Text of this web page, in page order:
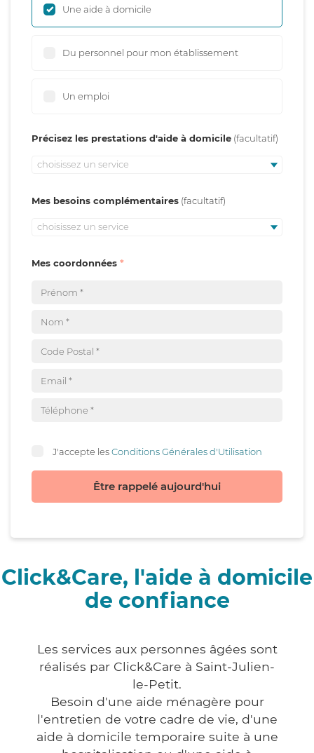
Une aide à domicile
Du personnel pour mon établissement
Un emploi
Précisez les prestations d'aide à domicile
choisissez un service
Mes besoins complémentaires
choisissez un service
Mes coordonnées
J'accepte lesConditions Générales d'Utilisation
Être rappelé aujourd'hui
Click&Care, l'aide à domicile
de confiance
Les services aux personnes âgées sont
réalisés par Click&Care à Saint-Julien-
le-Petit.
Besoin d'une aide ménagère pour
l'entretien de votre cadre de vie, d'une
aide à domicile temporaire suite à une